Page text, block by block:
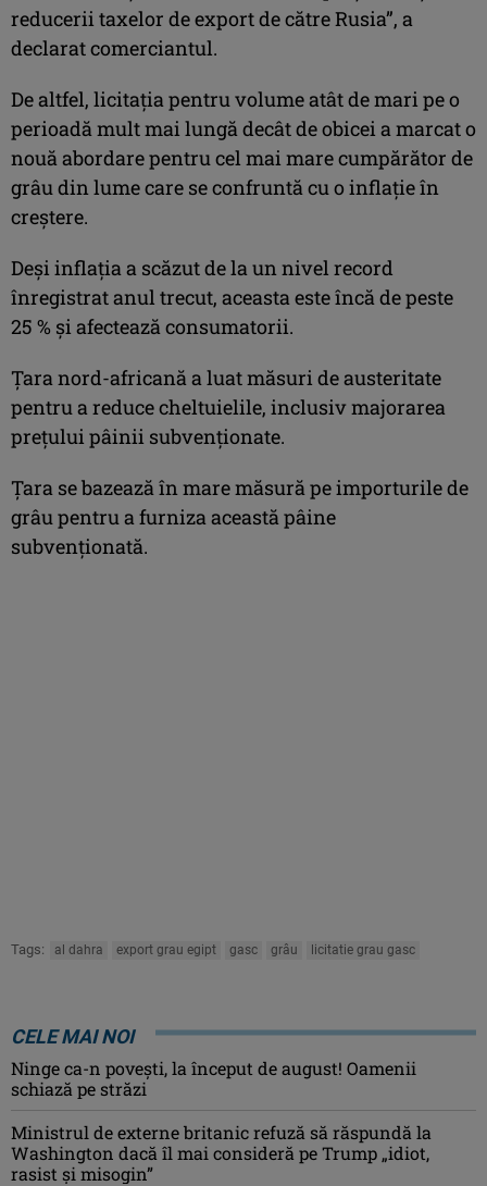
reducerii taxelor de export de către Rusia”, a
declarat comerciantul.
De altfel, licitația pentru volume atât de mari pe o
perioadă mult mai lungă decât de obicei a marcat o
nouă abordare pentru cel mai mare cumpărător de
grâu din lume care se confruntă cu o inflație în
creștere.
Deși inflația a scăzut de la un nivel record
înregistrat anul trecut, aceasta este încă de peste
25 % și afectează consumatorii.
Țara nord-africană a luat măsuri de austeritate
pentru a reduce cheltuielile, inclusiv majorarea
prețului pâinii subvenționate.
Țara se bazează în mare măsură pe importurile de
grâu pentru a furniza această pâine
subvenționată.
Tags: al dahra export grau egipt gasc grâu licitatie grau gasc
CELE MAI NOI
Ninge ca-n povești, la început de august! Oamenii
schiază pe străzi
Ministrul de externe britanic refuză să răspundă la
Washington dacă îl mai consideră pe Trump „idiot,
rasist şi misogin”